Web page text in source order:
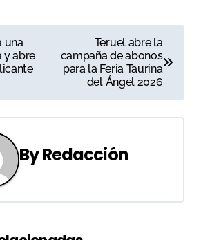
una
y abre
Teruel abre la
campaña de abonos
para la Feria Taurina
del Ángel 2026
ByRedacción